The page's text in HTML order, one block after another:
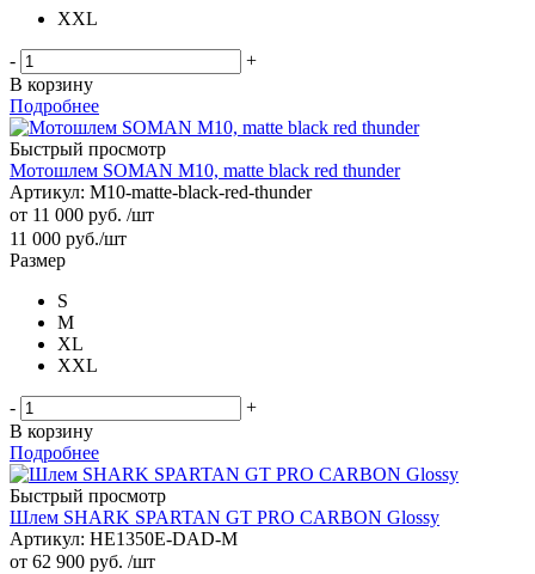
XXL
-
+
В корзину
Подробнее
Быстрый просмотр
Мотошлем SOMAN M10, matte black red thunder
Артикул: M10-matte-black-red-thunder
от 11 000 руб. /шт
11 000 руб./шт
Размер
S
M
XL
XXL
-
+
В корзину
Подробнее
Быстрый просмотр
Шлем SHARK SPARTAN GT PRO CARBON Glossy
Артикул: HE1350E-DAD-M
от 62 900 руб. /шт